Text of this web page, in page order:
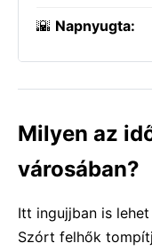
🌇 Napnyugta:
Milyen az
városában?
Itt ingujjban is lehet
Szórt felhők